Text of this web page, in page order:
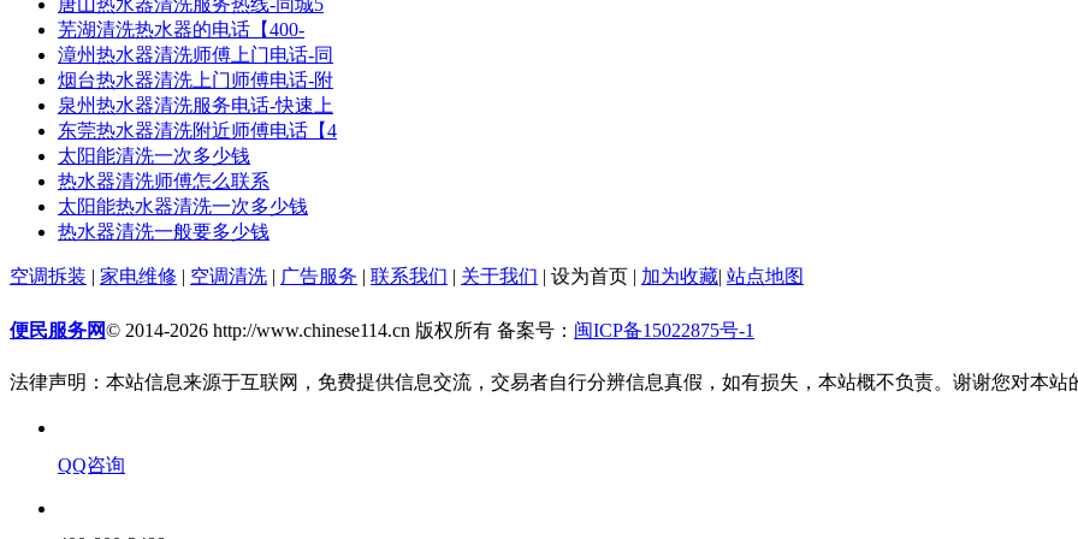
唐山热水器清洗服务热线-同城5
芜湖清洗热水器的电话【400-
漳州热水器清洗师傅上门电话-同
烟台热水器清洗上门师傅电话-附
泉州热水器清洗服务电话-快速上
东莞热水器清洗附近师傅电话【4
太阳能清洗一次多少钱
热水器清洗师傅怎么联系
太阳能热水器清洗一次多少钱
热水器清洗一般要多少钱
空调拆装 | 家电维修 | 空调清洗 | 广告服务 | 联系我们 | 关于我们 | 设为首页 | 加为收藏| 站点地图
便民服务网© 2014-2026 http://www.chinese114.cn 版权所有 备案号： 闽ICP备15022875号-1
法律声明：本站信息来源于互联网，免费提供信息交流，交易者自行分辨信息真假，如有损失，本站概不负责。谢谢您对本站
QQ咨询